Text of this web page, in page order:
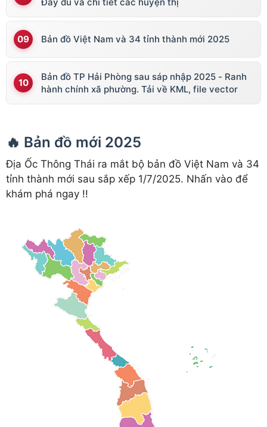
Bản đồ Việt Nam và 34 tỉnh thành mới 2025
Bản đồ TP Hải Phòng sau sáp nhập 2025 - Ranh
hành chính xã phường. Tải về KML, file vector
🔥 Bản đồ mới 2025
Địa Ốc Thông Thái ra mắt bộ bản đồ Việt Nam và 34
tỉnh thành mới sau sắp xếp 1/7/2025. Nhấn vào để
khám phá ngay !!